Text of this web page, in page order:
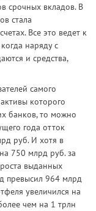
срочных вкладов. В
стала
Все это ведет к
наряду с
и средства,
самого
которого
банков, то можно
года отток
руб. И хотя в
750 млрд руб. за
выданных
превысил 964 млрд
увеличился на
чем на 1 трлн